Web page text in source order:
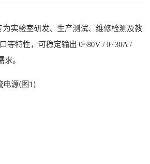
为实验室研发、生产测试、维修检测及教
等特性，可稳定输出 0~80V / 0~30A /
。